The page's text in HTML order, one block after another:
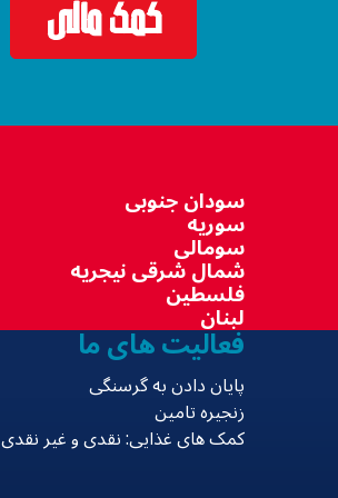
کمک مالی
سودان جنوبی
سوریه
سومالی
شمال شرقی نیجریه
فلسطین
لبنان
فعالیت های ما
پایان دادن به گرسنگی
زنجیره تامین
کمک های غذایی: نقدی و غیر نقدی